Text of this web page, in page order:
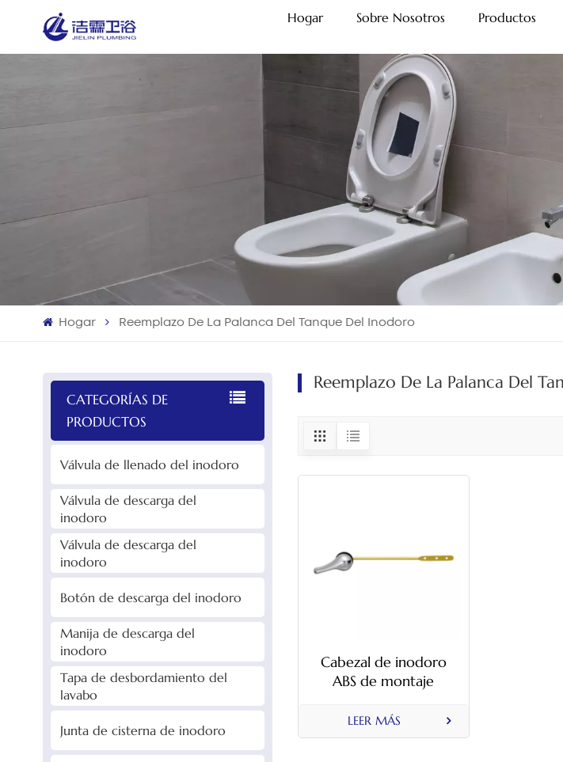
Hogar Sobre Nosotros Productos
Hogar Reemplazo De La Palanca Del Tanque Del Inodoro
CATEGORÍAS DE
PRODUCTOS
Válvula de llenado del inodoro
Válvula de descarga del
inodoro
Válvula de descarga del
inodoro
Botón de descarga del inodoro
Manija de descarga del
inodoro
Tapa de desbordamiento del
lavabo
Junta de cisterna de inodoro
Reemplazo De La Palanca Del
Cabezal de inodoro
ABS de montaje
descarga de varilla
metálica
LEER MÁS